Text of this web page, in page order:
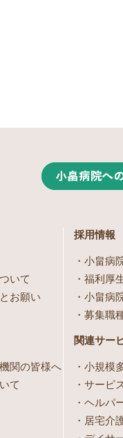
いて
お願い
関の皆様へ
て
採用情報
小畠病
福利厚
小畠病
募集職
関連サー
小規模
サービ
ヘルパ
居宅介